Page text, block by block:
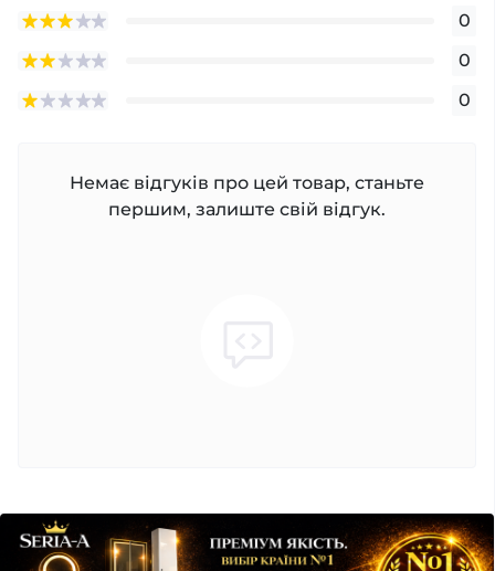
0
0
0
Немає відгуків про цей товар, станьте
першим, залиште свій відгук.